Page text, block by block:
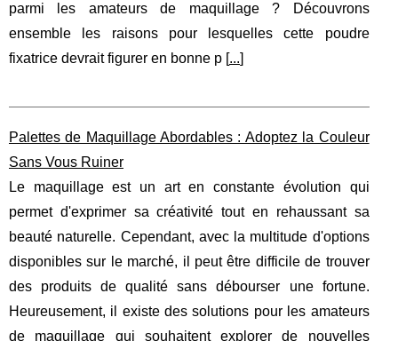
parmi les amateurs de maquillage ? Découvrons
ensemble les raisons pour lesquelles cette poudre
fixatrice devrait figurer en bonne p [...]
Palettes de Maquillage Abordables : Adoptez la Couleur
Sans Vous Ruiner
Le maquillage est un art en constante évolution qui
permet d'exprimer sa créativité tout en rehaussant sa
beauté naturelle. Cependant, avec la multitude d'options
disponibles sur le marché, il peut être difficile de trouver
des produits de qualité sans débourser une fortune.
Heureusement, il existe des solutions pour les amateurs
de maquillage qui souhaitent explorer de nouvelles